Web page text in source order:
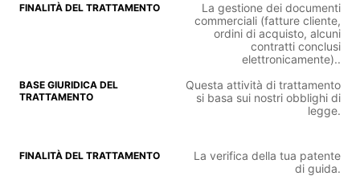
La gestione dei documenti
commerciali (fatture cliente,
ordini di acquisto, alcuni
contratti conclusi
elettronicamente)..
Questa attività di trattamento
si basa sui nostri obblighi di
legge.
La verifica della tua patente
di guida.